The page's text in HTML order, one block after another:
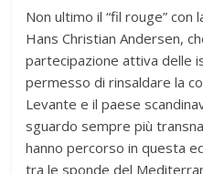
Non ultimo il “fil rouge” con
Hans Christian Andersen,
partecipazione attiva delle
permesso di rinsaldare la
Levante e il paese
sguardo sempre più
hanno percorso in questa
tra le sponde del